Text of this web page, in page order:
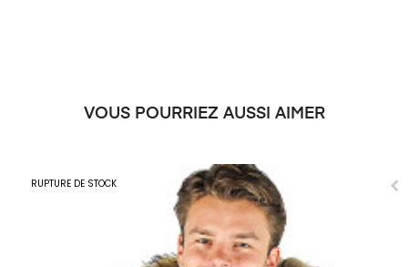
VOUS POURRIEZ AUSSI AIMER
RUPTURE DE STOCK